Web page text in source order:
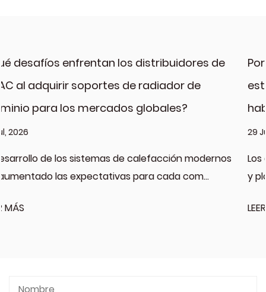
de
de
modernos
Por qué los tanques de
están convirtiendo en un artículo
habitual
Los distribuidores que almacenan
y plomería están viendo pedidos repetidos